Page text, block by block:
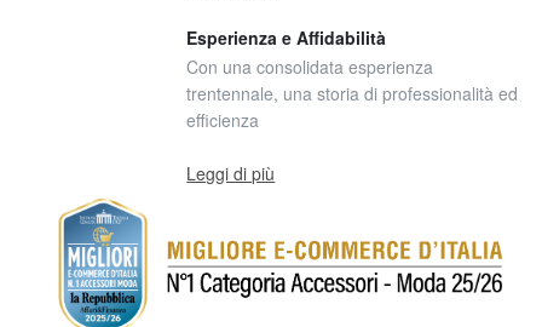
Esperienza e Affidabilità
Con una consolidata esperienza
trentennale, una storia di professionalità ed
efficienza
Leggi di più